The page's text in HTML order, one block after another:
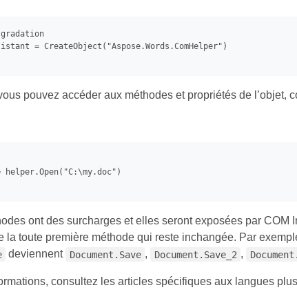
= CreateObject( "Aspose.Words.ComHelper" )
pouvez accéder aux méthodes et propriétés de l’objet,
"C:\my.doc" )
ont des surcharges et elles seront exposées par COM
la toute première méthode qui reste inchangée. Par
deviennent Document.Save , Document.Save_2 ,
consultez les articles spécifiques aux langues